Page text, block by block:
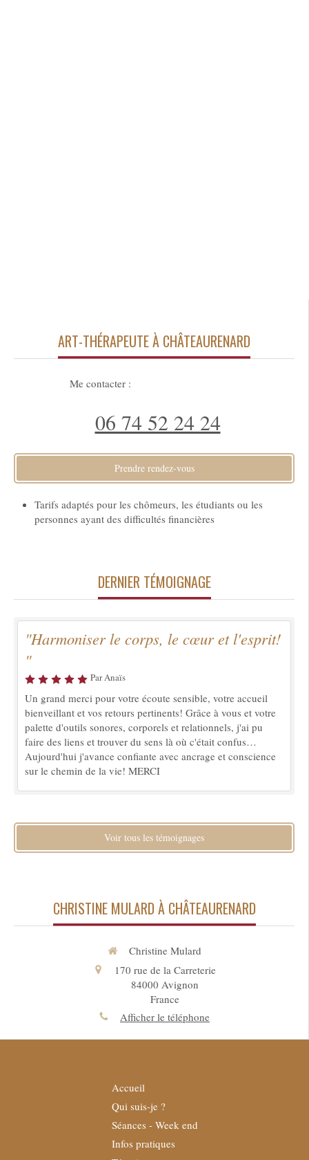
ART-THÉRAPEUTE À CHÂTEAURENARD
Me contacter :
06 74 52 24 24
Prendre rendez-vous
Tarifs adaptés pour les chômeurs, les étudiants ou les
personnes ayant des difficultés financières
DERNIER TÉMOIGNAGE
"Harmoniser le corps, le cœur et l'esprit!
"
Par Anaïs
Un grand merci pour votre écoute sensible, votre accueil
bienveillant et vos retours pertinents! Grâce à vous et votre
palette d'outils sonores, corporels et relationnels, j'ai pu
faire des liens et trouver du sens là où c'était confus…
Aujourd'hui j'avance confiante avec ancrage et conscience
sur le chemin de la vie! MERCI
Voir tous les témoignages
CHRISTINE MULARD À CHÂTEAURENARD
Christine Mulard
170 rue de la Carreterie
84000 Avignon
France
Afficher le téléphone
Accueil
Qui suis-je ?
Séances - Week end
Infos pratiques